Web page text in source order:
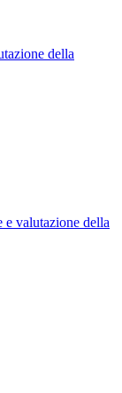
della
e valutazione della